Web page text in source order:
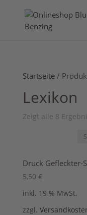
Startseite/
Lexikon
Zeigt alle 8
Druck Gefleckter-
5,50 €
inkl. 19 % MwSt.
zzgl.